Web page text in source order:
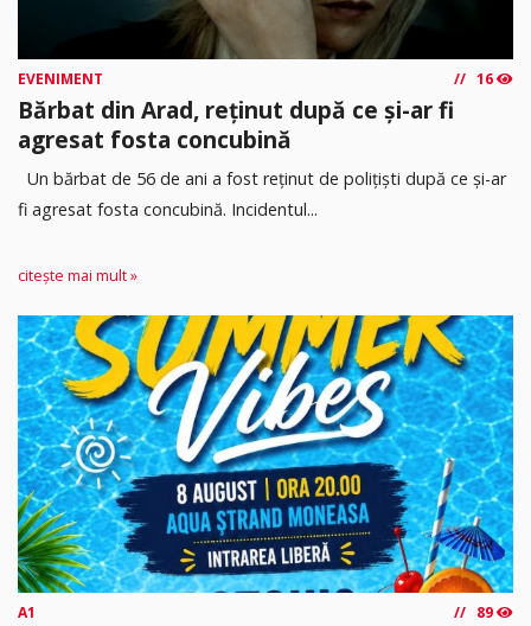
EVENIMENT 16
Bărbat din Arad, reținut după ce și-ar fi
agresat fosta concubină
Un bărbat de 56 de ani a fost reținut de polițiști după ce și-ar
fi agresat fosta concubină. Incidentul...
citește mai mult »
A1 89